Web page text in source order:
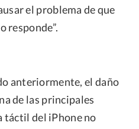
el problema de que
responde”.
anteriormente, el daño
de las principales
táctil del iPhone no